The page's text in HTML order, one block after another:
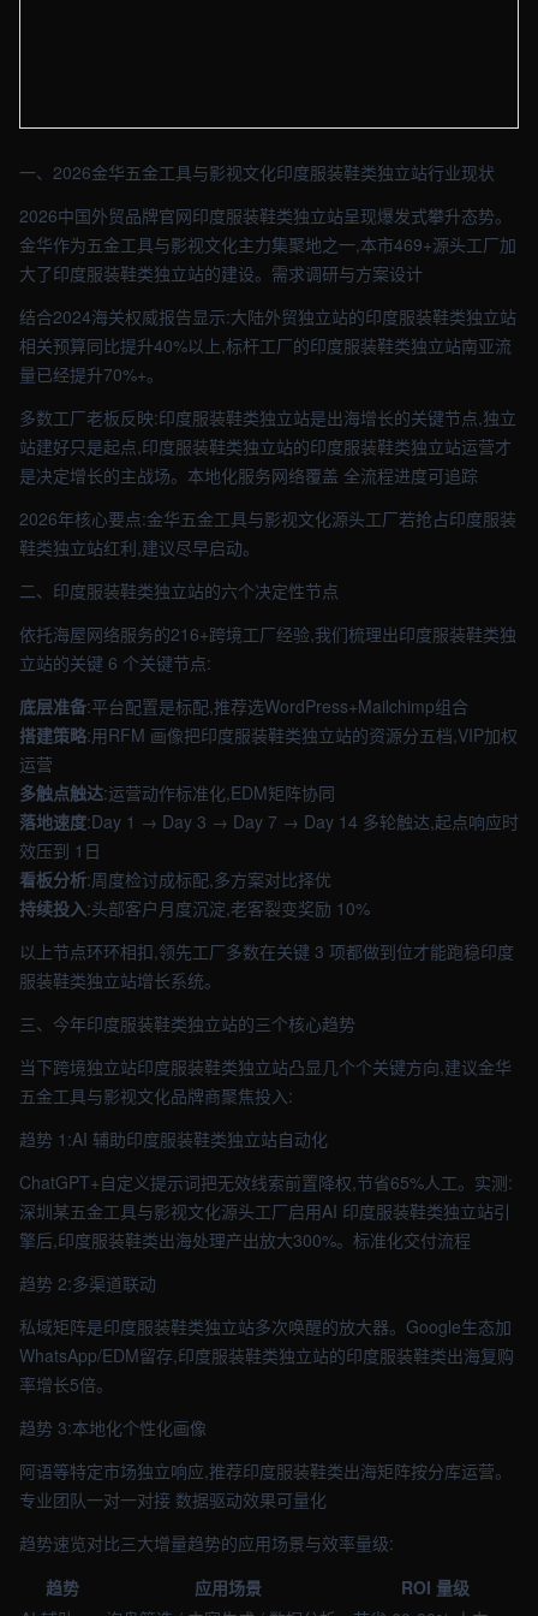
一、2026金华五金工具与影视文化印度服装鞋类独立站行业现状
2026中国外贸品牌官网印度服装鞋类独立站呈现爆发式攀升态势。
金华作为五金工具与影视文化主力集聚地之一,本市469+源头工厂加
大了印度服装鞋类独立站的建设。需求调研与方案设计
结合2024海关权威报告显示:大陆外贸独立站的印度服装鞋类独立站
相关预算同比提升40%以上,标杆工厂的印度服装鞋类独立站南亚流
量已经提升70%+。
多数工厂老板反映:印度服装鞋类独立站是出海增长的关键节点,独立
站建好只是起点,印度服装鞋类独立站的印度服装鞋类独立站运营才
是决定增长的主战场。本地化服务网络覆盖 全流程进度可追踪
2026年核心要点:金华五金工具与影视文化源头工厂若抢占印度服装
鞋类独立站红利,建议尽早启动。
二、印度服装鞋类独立站的六个决定性节点
依托海屋网络服务的216+跨境工厂经验,我们梳理出印度服装鞋类独
立站的关键 6 个关键节点:
底层准备:平台配置是标配,推荐选WordPress+Mailchimp组合
搭建策略:用RFM 画像把印度服装鞋类独立站的资源分五档,VIP加权
运营
多触点触达:运营动作标准化,EDM矩阵协同
落地速度:Day 1 → Day 3 → Day 7 → Day 14 多轮触达,起点响应时
效压到 1日
看板分析:周度检讨成标配,多方案对比择优
持续投入:头部客户月度沉淀,老客裂变奖励 10%
以上节点环环相扣,领先工厂多数在关键 3 项都做到位才能跑稳印度
服装鞋类独立站增长系统。
三、今年印度服装鞋类独立站的三个核心趋势
当下跨境独立站印度服装鞋类独立站凸显几个个关键方向,建议金华
五金工具与影视文化品牌商聚焦投入:
趋势 1:AI 辅助印度服装鞋类独立站自动化
ChatGPT+自定义提示词把无效线索前置降权,节省65%人工。实测:
深圳某五金工具与影视文化源头工厂启用AI 印度服装鞋类独立站引
擎后,印度服装鞋类出海处理产出放大300%。标准化交付流程
趋势 2:多渠道联动
私域矩阵是印度服装鞋类独立站多次唤醒的放大器。Google生态加
WhatsApp/EDM留存,印度服装鞋类独立站的印度服装鞋类出海复购
率增长5倍。
趋势 3:本地化个性化画像
阿语等特定市场独立响应,推荐印度服装鞋类出海矩阵按分库运营。
专业团队一对一对接 数据驱动效果可量化
趋势速览对比三大增量趋势的应用场景与效率量级:
趋势
应用场景
ROI 量级